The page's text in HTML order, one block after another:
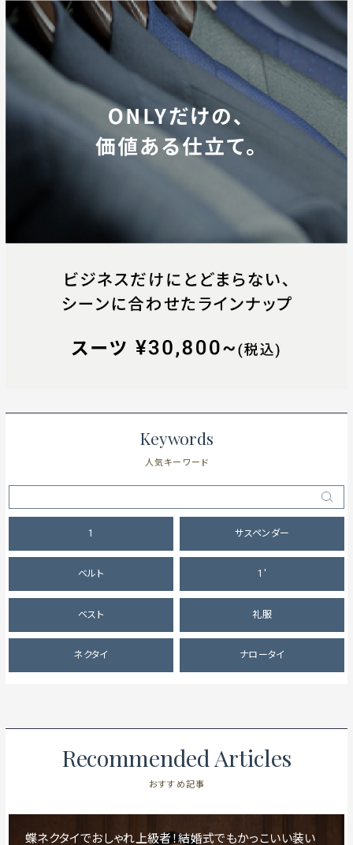
Keywords
人気キーワード
1 サスペンダー
ベルト 1'
ベスト 礼服
ネクタイ ナロータイ
Recommended Articles
おすすめ記事
蝶ネクタイでおしゃれ上級者！結婚式でもかっこいい装い